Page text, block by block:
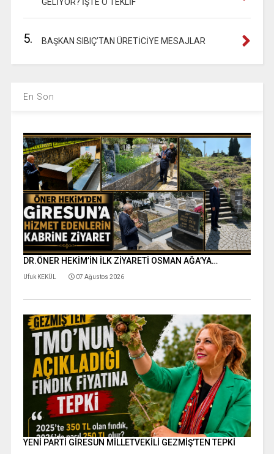
GELİYOR? İŞTE O TEKLİF
5. BAŞKAN SIBIÇ’TAN ÜRETİCİYE MESAJLAR
En Son
DR.ÖNER HEKİM’İN İLK ZİYARETİ OSMAN AĞA’YA…
Ufuk KEKÜL 07 Ağustos 2026
YENİ PARTİ GİRESUN MİLLETVEKİLİ GEZMİŞ’TEN TEPKİ